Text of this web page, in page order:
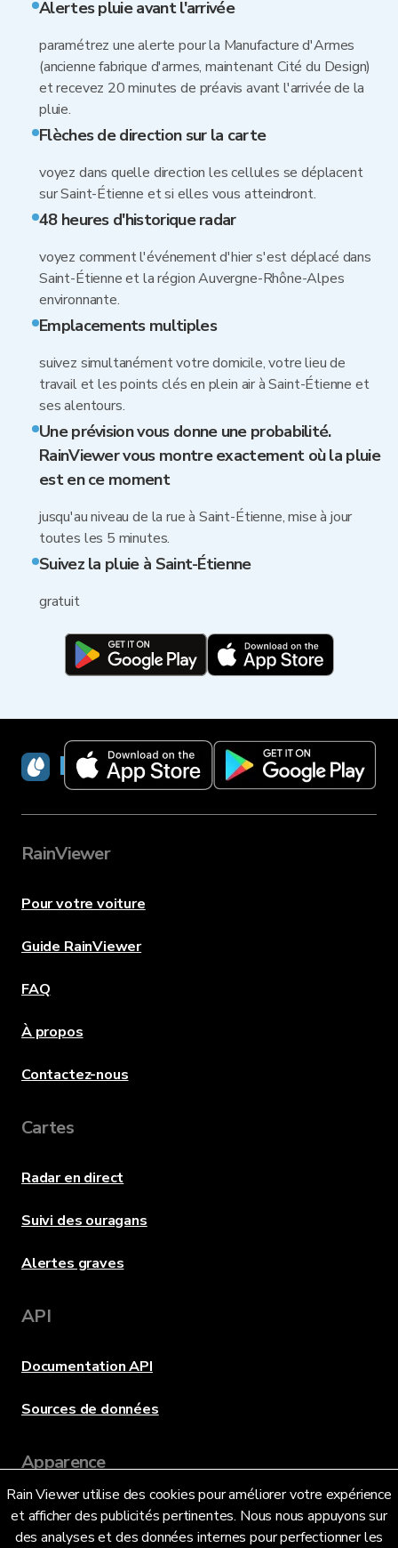
Alertes pluie avant l'arrivée
paramétrez une alerte pour la Manufacture d'Armes
(ancienne fabrique d'armes, maintenant Cité du Design)
et recevez 20 minutes de préavis avant l'arrivée de la
pluie.
Flèches de direction sur la carte
voyez dans quelle direction les cellules se déplacent
sur Saint-Étienne et si elles vous atteindront.
48 heures d'historique radar
voyez comment l'événement d'hier s'est déplacé dans
Saint-Étienne et la région Auvergne-Rhône-Alpes
environnante.
Emplacements multiples
suivez simultanément votre domicile, votre lieu de
travail et les points clés en plein air à Saint-Étienne et
ses alentours.
Une prévision vous donne une probabilité.
RainViewer vous montre exactement où la pluie
est en ce moment
jusqu'au niveau de la rue à Saint-Étienne, mise à jour
toutes les 5 minutes.
Suivez la pluie à Saint-Étienne
gratuit
Rain Viewer utilise des cookies pour améliorer votre expérience
et afficher des publicités pertinentes. Nous nous appuyons sur
des analyses et des données internes pour perfectionner les
RainViewer
RainViewer
Pour votre voiture
Guide RainViewer
FAQ
À propos
Contactez-nous
Cartes
Radar en direct
Suivi des ouragans
Alertes graves
API
Documentation API
Sources de données
Apparence
Langue